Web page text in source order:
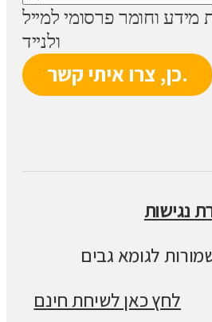
וחומר פרסומי למייל
ולנייד
נגישות
לגומא גבים
לחץ כאן לשיחת חינם